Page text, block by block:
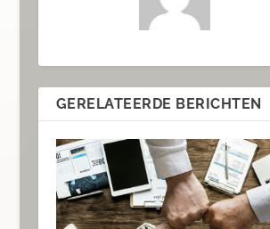
GERELATEERDE BERICHTEN